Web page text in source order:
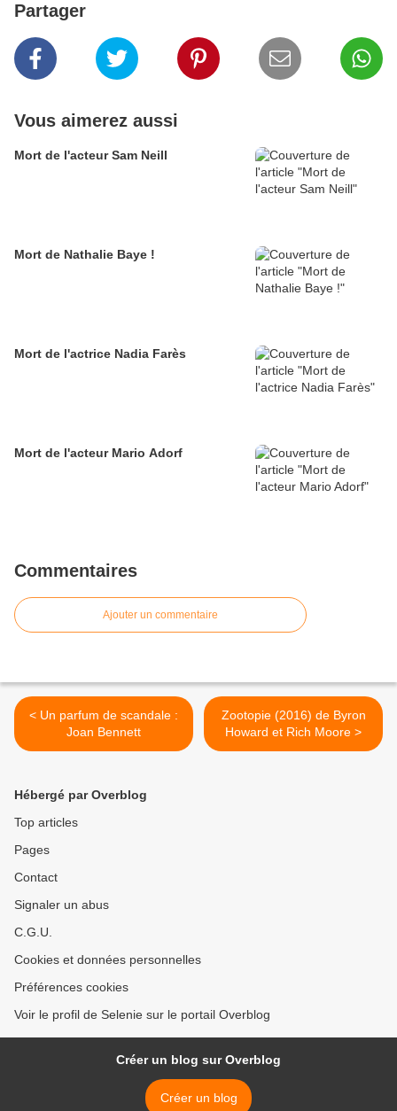
Partager
Vous aimerez aussi
Mort de l'acteur Sam Neill
Mort de Nathalie Baye !
Mort de l'actrice Nadia Farès
Mort de l'acteur Mario Adorf
Commentaires
Ajouter un commentaire
< Un parfum de scandale :
Joan Bennett
Zootopie (2016) de Byron
Howard et Rich Moore >
Hébergé par Overblog
Top articles
Pages
Contact
Signaler un abus
C.G.U.
Cookies et données personnelles
Préférences cookies
Voir le profil de Selenie sur le portail Overblog
Créer un blog sur Overblog
Créer un blog